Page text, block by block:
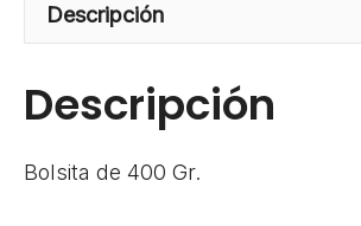
Descripción
Descripción
Bolsita de 400 Gr.